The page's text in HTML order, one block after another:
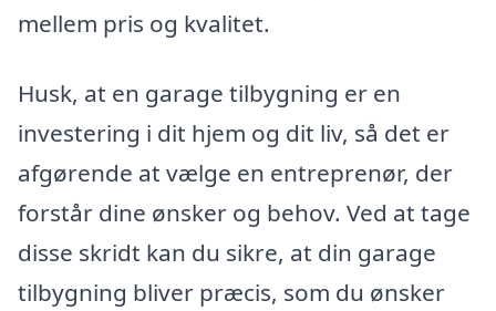
mellem pris og kvalitet.
Husk, at en garage tilbygning er en
investering i dit hjem og dit liv, så det er
afgørende at vælge en entreprenør, der
forstår dine ønsker og behov. Ved at tage
disse skridt kan du sikre, at din garage
tilbygning bliver præcis, som du ønsker